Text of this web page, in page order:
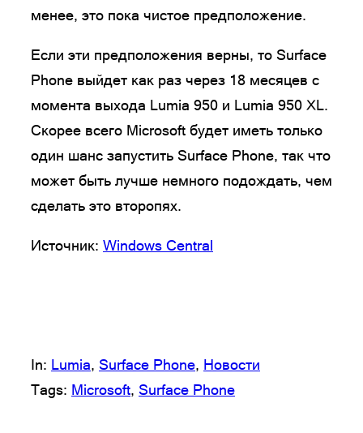
менее, это пока чистое предположение.
Если эти предположения верны, то Surface
Phone выйдет как раз через 18 месяцев с
момента выхода Lumia 950 и Lumia 950 XL.
Скорее всего Microsoft будет иметь только
один шанс запустить Surface Phone, так что
может быть лучше немного подождать, чем
сделать это второпях.
Источник: Windows Central
In: Lumia, Surface Phone, Новости
Tags: Microsoft, Surface Phone